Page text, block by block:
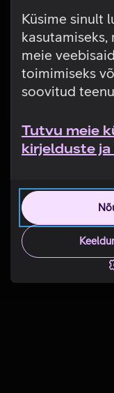
Küsime sinult
meie
toimimiseks
soovitud
Tutvu meie
kirjelduste